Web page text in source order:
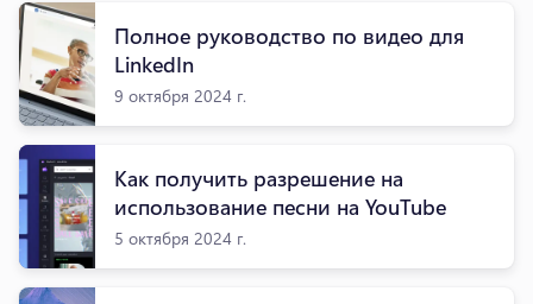
Полное руководство по видео для
LinkedIn
9 октября 2024 г.
Как получить разрешение на
использование песни на YouTube
5 октября 2024 г.